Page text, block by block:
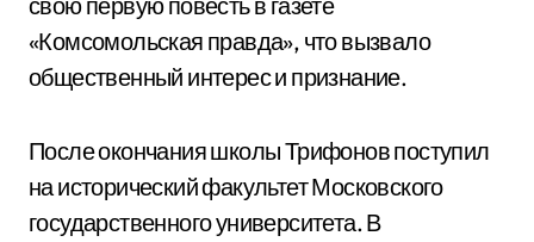
«Комсомольская правда», что вызвало
общественный интерес и признание.
После окончания школы Трифонов поступил
на исторический факультет Московского
государственного университета. В